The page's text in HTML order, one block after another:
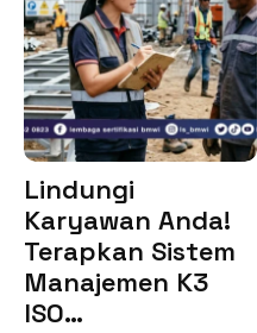
Lindungi
Karyawan Anda!
Terapkan Sistem
Manajemen K3
ISO…